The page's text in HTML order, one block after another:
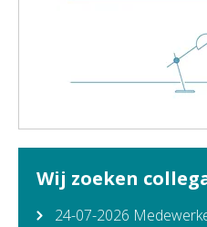
Wij zoeken
24-07-2026